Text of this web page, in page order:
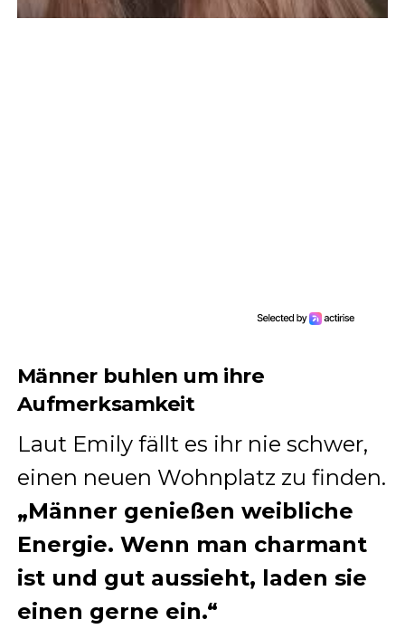
Männer buhlen um ihre
Aufmerksamkeit
Laut Emily fällt es ihr nie schwer,
einen neuen Wohnplatz zu finden.
„Männer genießen weibliche
Energie. Wenn man charmant
ist und gut aussieht, laden sie
einen gerne ein.“